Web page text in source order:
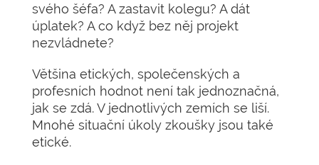
svého šéfa? A zastavit kolegu? A dát
úplatek? A co když bez něj projekt
nezvládnete?
Většina etických, společenských a
profesních hodnot není tak jednoznačná,
jak se zdá. V jednotlivých zemích se liší.
Mnohé situační úkoly zkoušky jsou také
etické.